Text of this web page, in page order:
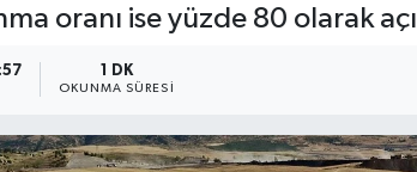
oranı ise yüzde 80 olarak
1 DK
OKUNMA SÜRESI